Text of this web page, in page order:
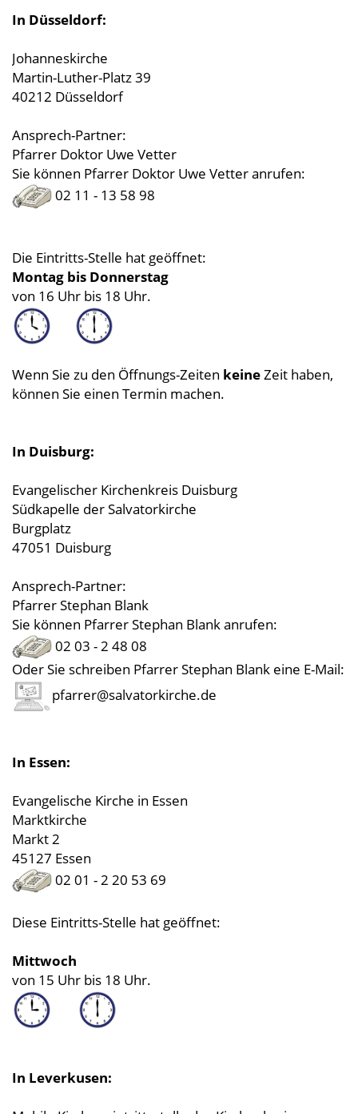
In Düsseldorf:
Johanneskirche
Martin-Luther-Platz 39
40212 Düsseldorf
Ansprech-Partner:
Pfarrer Doktor Uwe Vetter
Sie können Pfarrer Doktor Uwe Vetter anrufen:
02 11 - 13 58 98
Die Eintritts-Stelle hat geöffnet:
Montag bis Donnerstag
von 16 Uhr bis 18 Uhr.
Wenn Sie zu den Öffnungs-Zeiten keineZeit haben,
können Sie einen Termin machen.
In Duisburg:
Evangelischer Kirchenkreis Duisburg
Südkapelle der Salvatorkirche
Burgplatz
47051 Duisburg
Ansprech-Partner:
Pfarrer Stephan Blank
Sie können Pfarrer Stephan Blank anrufen:
02 03 - 2 48 08
Oder Sie schreiben Pfarrer Stephan Blank eine E-Mail:
pfarrer@salvatorkirche.de
In Essen:
Evangelische Kirche in Essen
Marktkirche
Markt 2
45127 Essen
02 01 - 2 20 53 69
Diese Eintritts-Stelle hat geöffnet:
Mittwoch
von 15 Uhr bis 18 Uhr.
In Leverkusen: